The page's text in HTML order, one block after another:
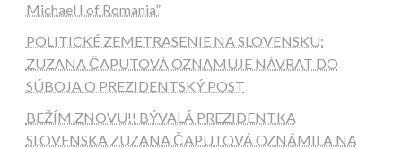
Michael I of Romania”
POLITICKÉ ZEMETRASENIE NA SLOVENSKU:
ZUZANA ČAPUTOVÁ OZNAMUJE NÁVRAT DO
SÚBOJA O PREZIDENTSKÝ POST
BEŽÍM ZNOVU!! BÝVALÁ PREZIDENTKA
SLOVENSKA ZUZANA ČAPUTOVÁ OZNÁMILA NA